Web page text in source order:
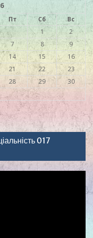
Пт Сб
Вс
1
2
7 8
9
14 15
16
21 22
23
28 29
30
017